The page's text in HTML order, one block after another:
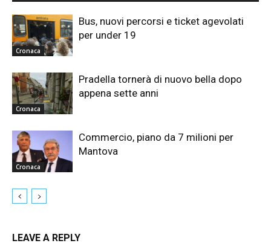
Cronaca
Bus, nuovi percorsi e ticket agevolati
per under 19
Cronaca
Pradella tornerà di nuovo bella dopo
appena sette anni
Cronaca
Commercio, piano da 7 milioni per
Mantova
LEAVE A REPLY